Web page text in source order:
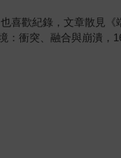
喜歡紀錄，文章散見
衝突、融合與崩潰，